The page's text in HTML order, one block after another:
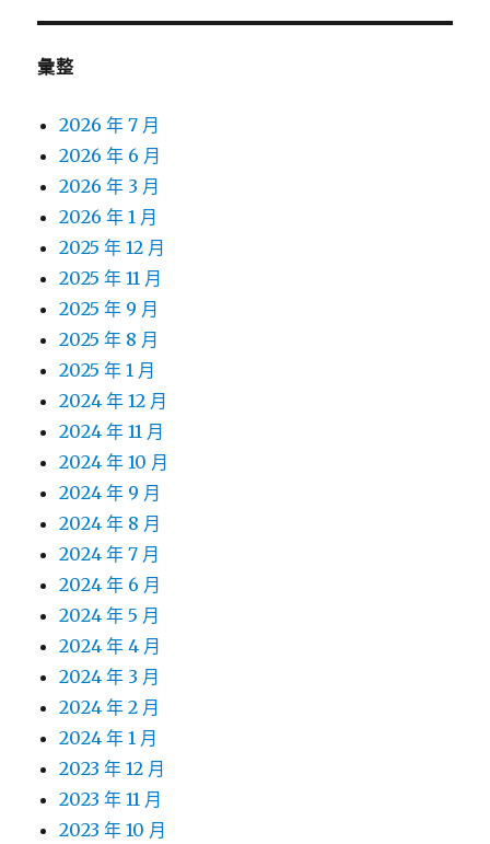
彙整
2026 年 7 月
2026 年 6 月
2026 年 3 月
2026 年 1 月
2025 年 12 月
2025 年 11 月
2025 年 9 月
2025 年 8 月
2025 年 1 月
2024 年 12 月
2024 年 11 月
2024 年 10 月
2024 年 9 月
2024 年 8 月
2024 年 7 月
2024 年 6 月
2024 年 5 月
2024 年 4 月
2024 年 3 月
2024 年 2 月
2024 年 1 月
2023 年 12 月
2023 年 11 月
2023 年 10 月